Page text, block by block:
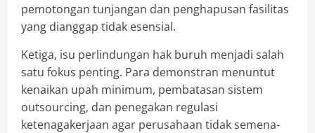
pemotongan tunjangan dan penghapusan fasilitas
yang dianggap tidak esensial.
Ketiga, isu perlindungan hak buruh menjadi salah
satu fokus penting. Para demonstran menuntut
kenaikan upah minimum, pembatasan sistem
outsourcing, dan penegakan regulasi
ketenagakerjaan agar perusahaan tidak semena-